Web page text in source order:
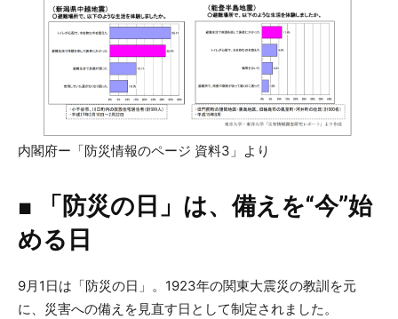
内閣府ー「防災情報のページ 資料3」より
■
「防災の日」は、備えを“今”始
める日
9月1日は「防災の日」。1923年の関東大震災の教訓を元
に、災害への備えを見直す日として制定されました。